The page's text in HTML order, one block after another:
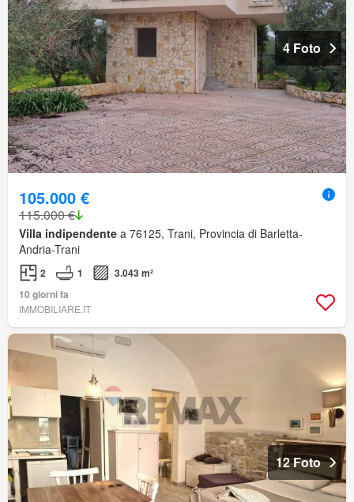
4 Foto
105.000 €
115.000 €
Villa indipendente a 76125, Trani, Provincia di Barletta-
Andria-Trani
2 1
3.043 m²
10 giorni fa
IMMOBILIARE.IT
12 Foto